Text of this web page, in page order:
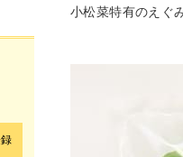
小松菜特有のえぐ